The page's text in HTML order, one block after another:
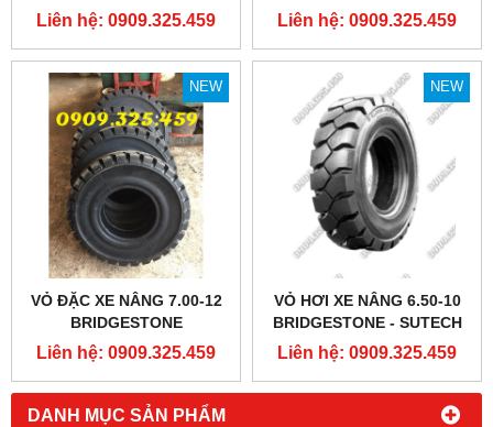
DANH MỤC SẢN PHẨM
Liên hệ: 0909.325.459
VIỆT NAM
Liên hệ: 0909.325.459
NEW
VỎ ĐẶC XE NÂNG 7.00-12
BRIDGESTONE
Liên hệ: 0909.325.459
NEW
VỎ HƠI XE NÂNG 6.50-10
BRIDGESTONE - SUTECH
VIỆT NAM
Liên hệ: 0909.325.459